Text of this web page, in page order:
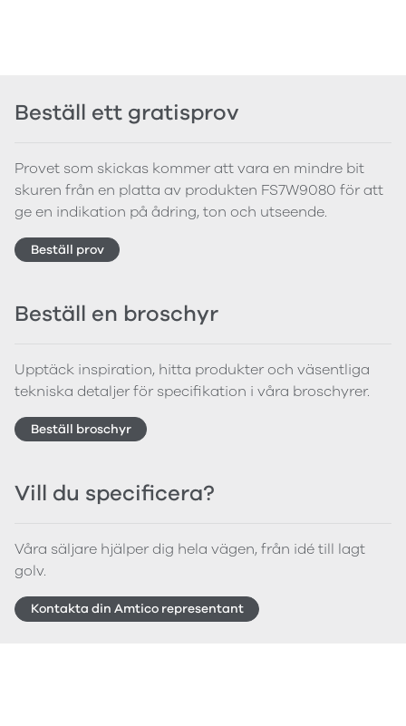
Beställ ett gratisprov
Provet som skickas kommer att vara en mindre bit
skuren från en platta av produkten FS7W9080 för att
ge en indikation på ådring, ton och utseende.
Beställ prov
Beställ en broschyr
Upptäck inspiration, hitta produkter och väsentliga
tekniska detaljer för specifikation i våra broschyrer.
Beställ broschyr
Vill du specificera?
Våra säljare hjälper dig hela vägen, från idé till lagt
golv.
Kontakta din Amtico representant